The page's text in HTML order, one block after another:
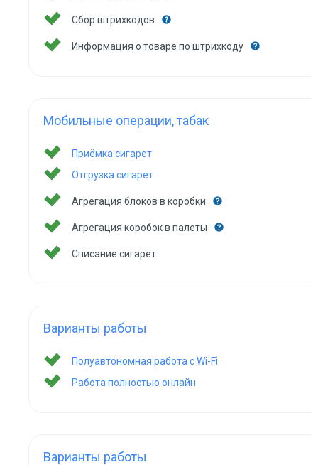
Сбор штрихкодов
Информация о товаре по штрихкоду
Мобильные операции, табак
Приёмка сигарет
Отгрузка сигарет
Агрегация блоков в коробки
Агрегация коробок в палеты
Списание сигарет
Варианты работы
Полуавтономная работа с Wi-Fi
Работа полностью онлайн
Варианты работы